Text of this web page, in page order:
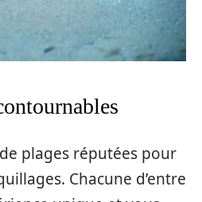
plages réputées pour
Chacune d’entre